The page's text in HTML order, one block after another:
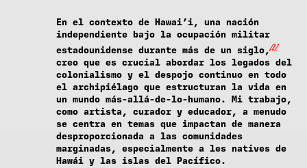
En el contexto de Hawai’i, una nación
independiente bajo la ocupación militar
estadounidense durante más de un siglo,[1]
creo que es crucial abordar los legados del
colonialismo y el despojo continuo en todo
el archipiélago que estructuran la vida en
un mundo más-allá-de-lo-humano. Mi trabajo,
como artista, curador y educador, a menudo
se centra en temas que impactan de manera
desproporcionada a las comunidades
marginadas, especialmente a les natives de
Hawái y las islas del Pacífico.